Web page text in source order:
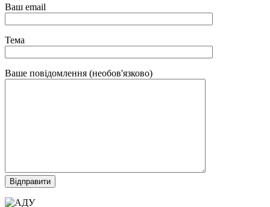
Ваш email
Тема
Ваше повідомлення (необов'язково)